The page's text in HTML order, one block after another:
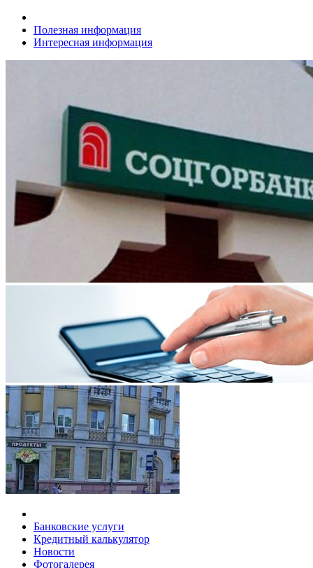
Полезная информация
Интересная информация
Банковские услуги
Кредитный калькулятор
Новости
Фотогалерея